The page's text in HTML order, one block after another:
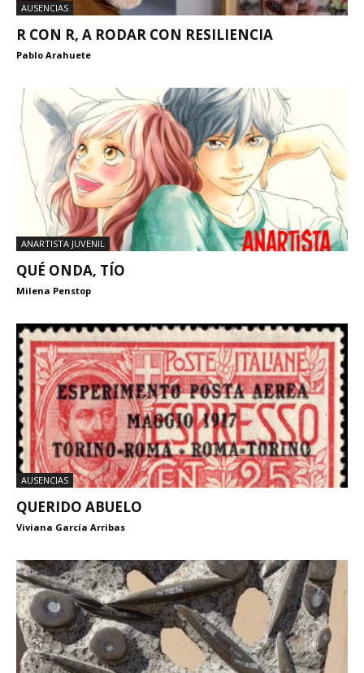
AUSENCIAS
R CON R, A RODAR CON RESILIENCIA
Pablo Arahuete
ANARTISTA JUVENIL
QUÉ ONDA, TÍO
Milena Penstop
AUSENCIAS
QUERIDO ABUELO
Viviana García Arribas